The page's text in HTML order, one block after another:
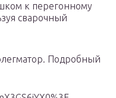
к перегонному
сварочный
Подробный